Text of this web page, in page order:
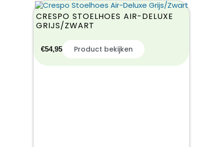
CRESPO STOELHOES AIR-DELUXE
GRIJS/ZWART
€54,95 Product bekijken